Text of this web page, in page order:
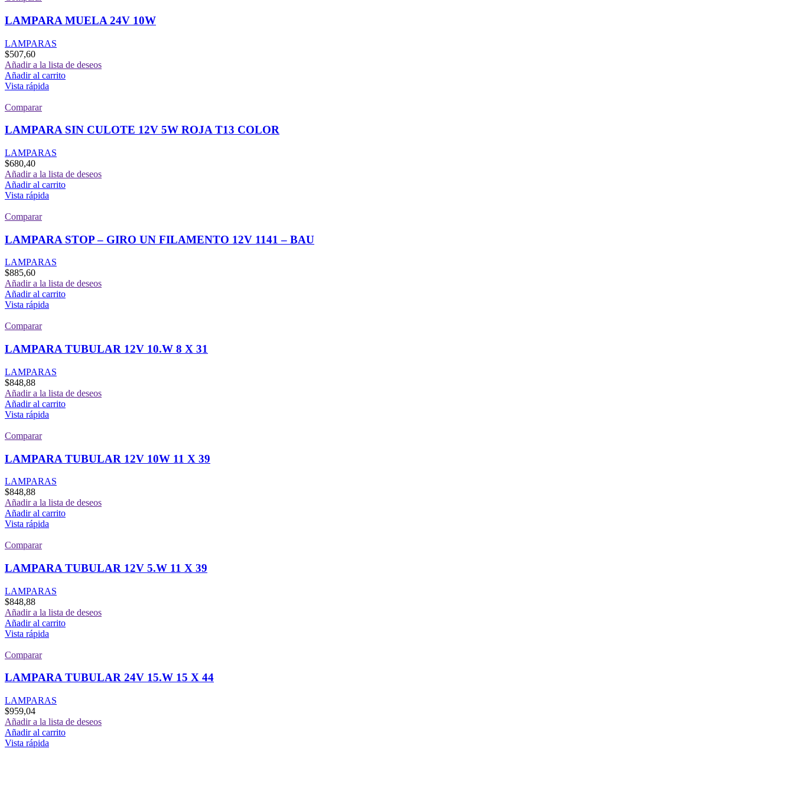
LAMPARA MUELA 24V 10W
LAMPARAS
$507,60
Añadir a la lista de deseos
Añadir al carrito
Vista rápida
Comparar
LAMPARA SIN CULOTE 12V 5W ROJA T13 COLOR
LAMPARAS
$680,40
Añadir a la lista de deseos
Añadir al carrito
Vista rápida
Comparar
LAMPARA STOP – GIRO UN FILAMENTO 12V 1141 – BAU
LAMPARAS
$885,60
Añadir a la lista de deseos
Añadir al carrito
Vista rápida
Comparar
LAMPARA TUBULAR 12V 10.W 8 X 31
LAMPARAS
$848,88
Añadir a la lista de deseos
Añadir al carrito
Vista rápida
Comparar
LAMPARA TUBULAR 12V 10W 11 X 39
LAMPARAS
$848,88
Añadir a la lista de deseos
Añadir al carrito
Vista rápida
Comparar
LAMPARA TUBULAR 12V 5.W 11 X 39
LAMPARAS
$848,88
Añadir a la lista de deseos
Añadir al carrito
Vista rápida
Comparar
LAMPARA TUBULAR 24V 15.W 15 X 44
LAMPARAS
$959,04
Añadir a la lista de deseos
Añadir al carrito
Vista rápida